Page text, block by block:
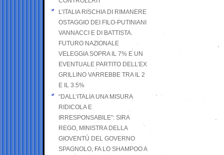
L’ITALIA RISCHIA DI RIMANERE
OSTAGGIO DEI FILO-PUTINIANI
VANNACCI E DI BATTISTA.
FUTURO NAZIONALE
VELEGGIA SOPRA IL 7% E UN
EVENTUALE PARTITO DELL’EX
GRILLINO VARREBBE TRA IL 2
E IL 3.5%
“DALL’ITALIA UNA MISURA
RIDICOLA E
IRRESPONSABILE”: SIRA
REGO, MINISTRA DELLA
GIOVENTÙ DEL GOVERNO
SPAGNOLO, FA LO SHAMPOO A